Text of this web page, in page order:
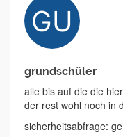
grundschüler
alle bis auf die die
der rest wohl noch in
sicherheitsabfrage: